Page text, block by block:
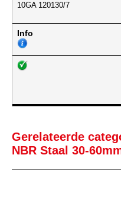
10GA 120130/7
Info
Gerelateerde
NBR Staal 30-